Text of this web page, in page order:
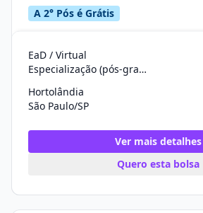
A 2° Pós é Grátis
EaD / Virtual
Especialização (pós-graduação)
Hortolândia
São Paulo/SP
Ver mais detalhes
Quero esta bolsa